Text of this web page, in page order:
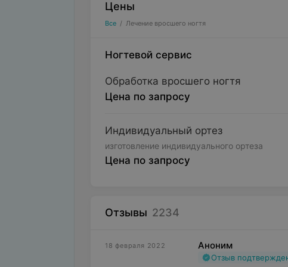
Цены
Все / Лечение вросшего ногтя
Ногтевой сервис
Обработка вросшего ногтя
Цена по запросу
Индивидуальный ортез
изготовление индивидуального ортеза
Цена по запросу
Отзывы 2234
18 февраля 2022 Аноним
Отзыв